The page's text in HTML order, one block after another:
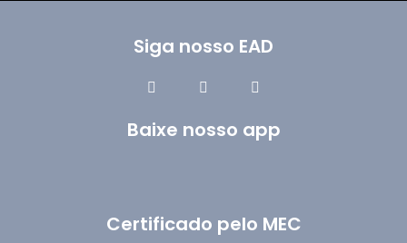
Siga nosso EAD
Baixe nosso app
Certificado pelo MEC